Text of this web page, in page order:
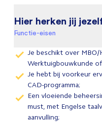
Hier herken jij
Functie-eisen
Je beschikt over MBO/
Werktuigbouwkunde
Je hebt bij voorkeur
CAD-programma;
Een vloeiende
must, met Engelse
aanvulling;